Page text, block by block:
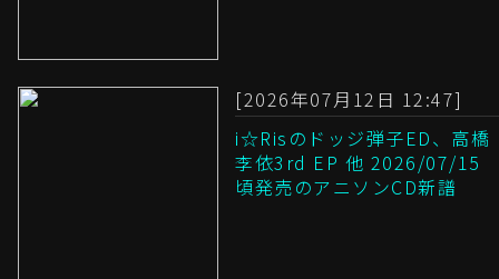
[2026年07月12日 12:47]
i☆Risのドッジ弾子ED、高橋
李依3rd EP 他 2026/07/15
頃発売のアニソンCD新譜